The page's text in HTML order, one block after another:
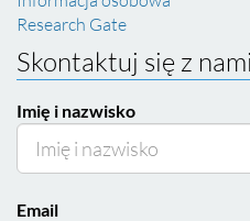
Research Gate
Skontaktuj się z nami
Imię i nazwisko
Email